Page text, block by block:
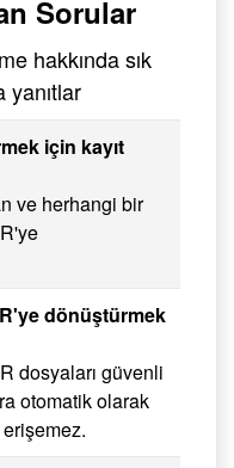
Sorular
hakkında sık
yanıtlar
için kayıt
ve herhangi bir
dönüştürmek
dosyaları güvenli
otomatik olarak